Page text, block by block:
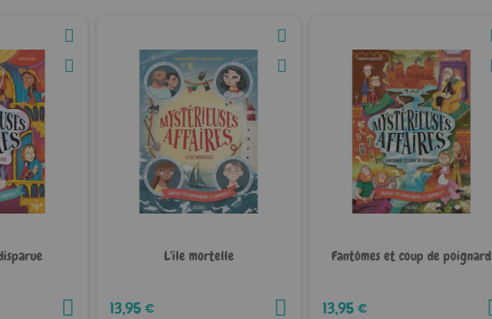
L'île mortelle
13,95 €
Fantômes et coup de poignard
13,95 €